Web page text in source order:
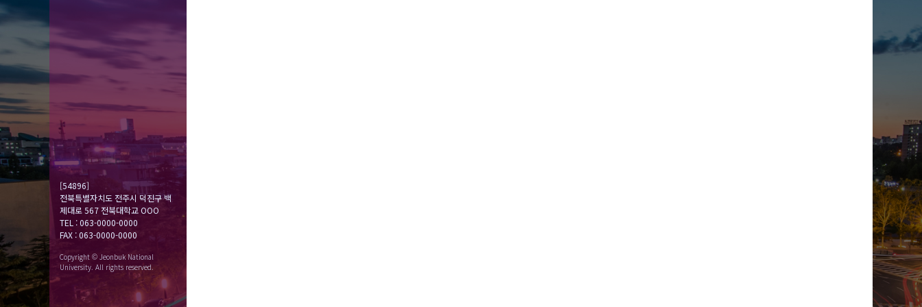
[54896]
전북특별자치도 전주시 덕진구 백
제대로 567 전북대학교 OOO
TEL : 063-0000-0000
FAX : 063-0000-0000
Copyright © Jeonbuk National
University. All rights reserved.